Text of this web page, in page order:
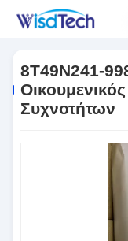
FemtoClock NG
8T49N241-
Συχνοτήτων